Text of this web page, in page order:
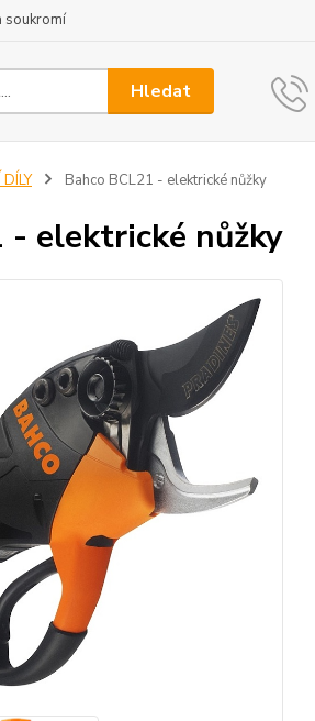
soukromí
Hledat
Bahco BCL21 - elektrické nůžky
- elektrické nůžky